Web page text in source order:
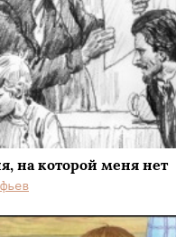
на которой меня нет